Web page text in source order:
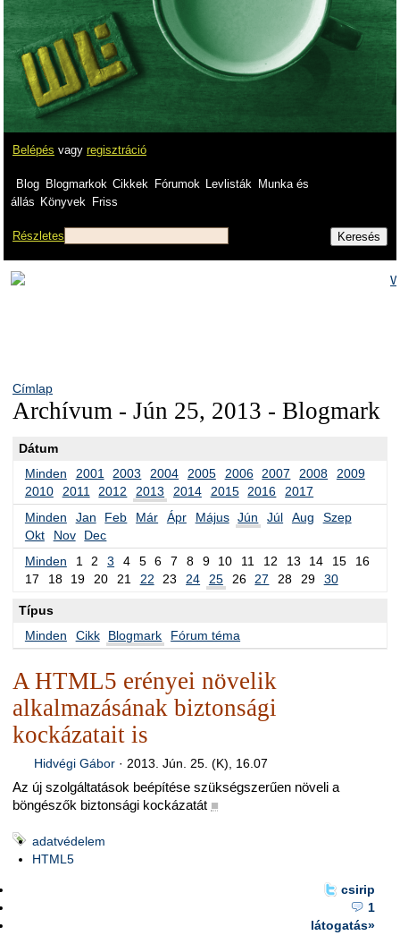
Belépés vagy regisztráció
Blog Blogmarkok Cikkek Fórumok Levlisták
Munka és
állás Könyvek Friss
Részletes
Címlap
Archívum - Jún 25, 2013 - Blogmark
Dátum
Minden
2001 2003 2004 2005 2006 2007 2008
2009
2010
2011 2012 2013 2014 2015 2016
2017
Minden
Jan Feb Már Ápr Május Jún Júl Aug
Szep
Okt
Nov
Dec
Minden
1 2 3 4 5 6 7 8 9 10 11 12 13 14 15
16
17
18 19 20 21 22 23 24 25 26 27 28 29 30
Típus
Minden
Cikk Blogmark Fórum téma
A HTML5 erényei növelik
alkalmazásának biztonsági
kockázatait is
Hidvégi Gábor· 2013. Jún. 25. (K), 16.07
Az új szolgáltatások beépítése szükségszerűen növeli a
böngészők biztonsági kockázatát ■
adatvédelem
HTML5
csirip
1
látogatás»